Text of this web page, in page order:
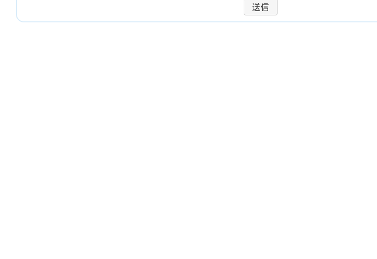
送信